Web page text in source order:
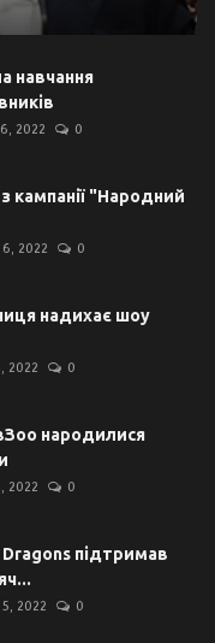
навчання
2022 0
кампанії "Народний
2022 0
надихає шоу
2022 0
народилися
2022 0
підтримав
2022 0